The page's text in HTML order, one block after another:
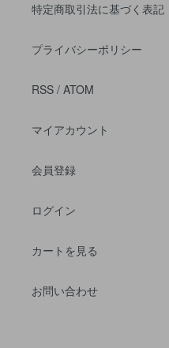
特定商取引法に基づく表記
プライバシーポリシー
RSS / ATOM
マイアカウント
会員登録
ログイン
カートを見る
お問い合わせ